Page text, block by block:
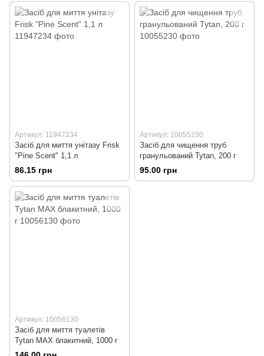
Артикул: 11947234
Засіб для миття унітазу Frisk
"Pine Scent" 1,1 л
86.15 грн
Артикул: 10055230
Засіб для чищення труб
гранульований Tytan, 200 г
95.00 грн
Артикул: 10056130
Засіб для миття туалетів
Tytan МАХ блакитний, 1000 г